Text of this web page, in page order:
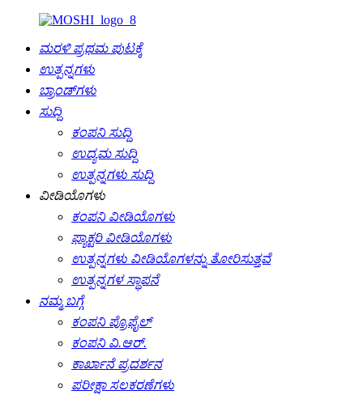
ಮರಳಿ ಪ್ರಥಮ ಪುಟಕ್ಕೆ
ಉತ್ಪನ್ನಗಳು
ಬ್ರಾಂಡ್‌ಗಳು
ಸುದ್ದಿ
ಕಂಪನಿ ಸುದ್ದಿ
ಉದ್ಯಮ ಸುದ್ದಿ
ಉತ್ಪನ್ನಗಳು ಸುದ್ದಿ
ವೀಡಿಯೊಗಳು
ಕಂಪನಿ ವೀಡಿಯೊಗಳು
ಫ್ಯಾಕ್ಟರಿ ವೀಡಿಯೊಗಳು
ಉತ್ಪನ್ನಗಳು ವೀಡಿಯೊಗಳನ್ನು ತೋರಿಸುತ್ತವೆ
ಉತ್ಪನ್ನಗಳ ಸ್ಥಾಪನೆ
ನಮ್ಮ ಬಗ್ಗೆ
ಕಂಪನಿ ಪ್ರೊಫೈಲ್
ಕಂಪನಿ ವಿ.ಆರ್.
ಕಾರ್ಖಾನೆ ಪ್ರದರ್ಶನ
ಪರೀಕ್ಷಾ ಸಲಕರಣೆಗಳು